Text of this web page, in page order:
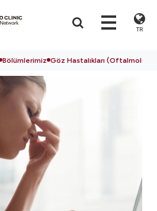
TR
Bölümlerimiz Göz Hastalıkları (Oftalmoloji)